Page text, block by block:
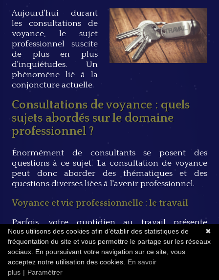
Aujourd'hui durant
les consultations de
voyance, le sujet
professionnel suscite
de plus en plus
d'inquiétudes. Un
phénomène lié à la
conjoncture actuelle.
Consultations de voyance : quels
sujets abordés sur le domaine
professionnel ?
Énormément de consultants se posent des
questions à ce sujet. La consultation de voyance
peut donc aborder des thématiques et des
questions diverses liées à l'avenir professionnel.
Voyance et vie professionnelle : le travail
Parfois, votre quotidien au travail présente
certains obstacles non négligeables qu'il n'est pas
toujours aisé d'affronter. Certaines questions
peuvent apparaître, notamment en ce qui
concerne des prises de décision. Pour vous guider
et orienter vos décisions de la meilleure des
✖
Nous utilisons des cookies afin d'établir des statistiques de
fréquentation du site et vous permettre le partage sur les réseaux
sociaux. En poursuivant votre navigation sur ce site, vous
acceptez notre utilisation des cookies.
En savoir
plus | Paramétrer